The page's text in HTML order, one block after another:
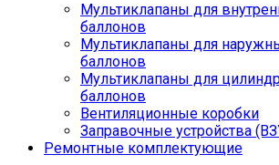
Мультиклапаны для
баллонов
Мультиклапаны для
баллонов
Мультиклапаны для
баллонов
Вентиляционные коробки
Заправочные устройства
Ремонтные комплектующие